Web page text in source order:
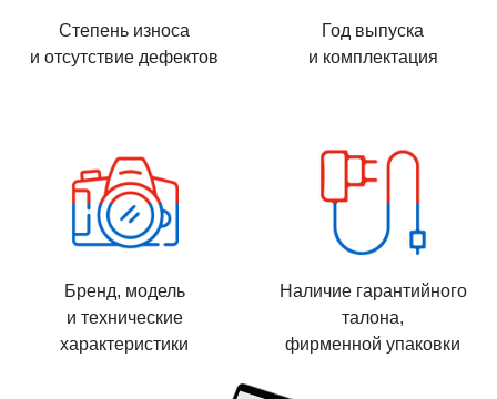
Степень износа
и отсутствие дефектов
Год выпуска
и комплектация
Бренд, модель
и технические
характеристики
Наличие гарантийного
талона,
фирменной упаковки